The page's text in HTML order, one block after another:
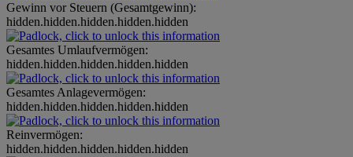
Gewinn vor Steuern (Gesamtgewinn):
hidden.hidden.hidden.hidden.hidden
Gesamtes Umlaufvermögen:
hidden.hidden.hidden.hidden.hidden
Gesamtes Anlagevermögen:
hidden.hidden.hidden.hidden.hidden
Reinvermögen:
hidden.hidden.hidden.hidden.hidden